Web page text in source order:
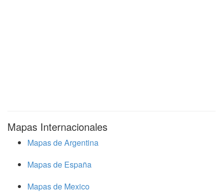
Mapas Internacionales
Mapas de Argentina
Mapas de España
Mapas de Mexico